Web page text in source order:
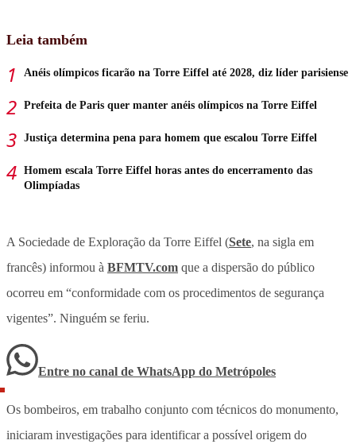
Leia também
Anéis olímpicos ficarão na Torre Eiffel até 2028, diz líder parisiense
Prefeita de Paris quer manter anéis olímpicos na Torre Eiffel
Justiça determina pena para homem que escalou Torre Eiffel
Homem escala Torre Eiffel horas antes do encerramento das
Olimpíadas
A Sociedade de Exploração da Torre Eiffel (Sete, na sigla em
francês) informou à BFMTV.com que a dispersão do público
ocorreu em “conformidade com os procedimentos de segurança
vigentes”. Ninguém se feriu.
Entre no canal de WhatsApp do Metrópoles
Os bombeiros, em trabalho conjunto com técnicos do monumento,
iniciaram investigações para identificar a possível origem do